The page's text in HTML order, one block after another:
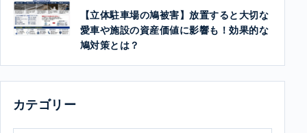
【立体駐車場の鳩被害】放置すると大切な
愛車や施設の資産価値に影響も！効果的な
鳩対策とは？
カテゴリー